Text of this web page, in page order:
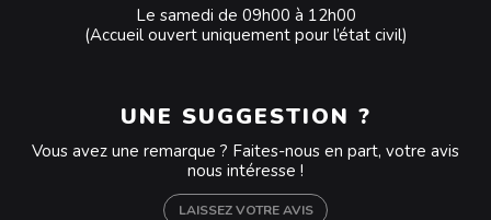
Le samedi de 09h00 à 12h00
(Accueil ouvert uniquement pour l’état civil)
UNE SUGGESTION ?
Vous avez une remarque ? Faites-nous en part, votre avis
nous intéresse !
LAISSEZ VOTRE AVIS